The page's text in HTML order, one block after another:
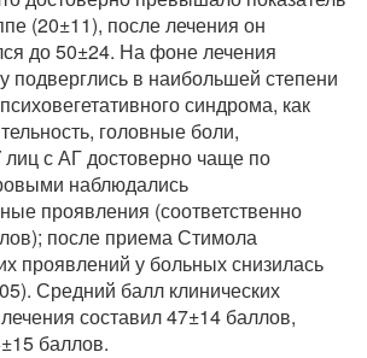
(20±11), после лечения он
до 50±24. На фоне лечения
подверглись в наибольшей степени
синдрома, как
головные боли,
лиц с АГ достоверно чаще по
наблюдались
проявления (соответственно
после приема Стимола
проявлений у больных снизилась
Средний балл клинических
составил 47±14 баллов,
баллов.